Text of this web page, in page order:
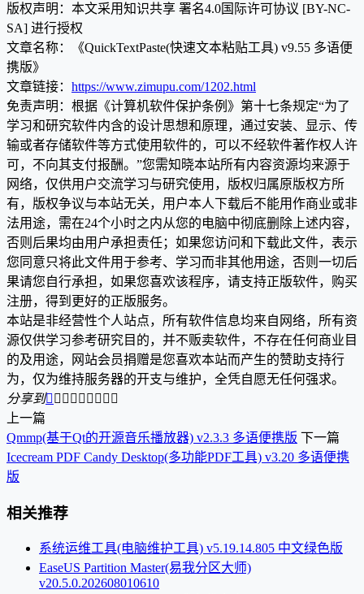
版权声明：本文采用知识共享 署名4.0国际许可协议 [BY-NC-
SA] 进行授权
文章名称：《QuickTextPaste(快速文本粘贴工具) v9.55 多语便
携版》
文章链接： https://www.zimupu.com/1202.html
免责声明：根据《计算机软件保护条例》第十七条规定“为了
学习和研究软件内含的设计思想和原理，通过安装、显示、传
输或者存储软件等方式使用软件的，可以不经软件著作权人许
可，不向其支付报酬。”您需知晓本站所有内容资源均来源于
网络，仅供用户交流学习与研究使用，版权归属原版权方所
有，版权争议与本站无关，用户本人下载后不能用作商业或非
法用途，需在24个小时之内从您的电脑中彻底删除上述内容，
否则后果均由用户承担责任；如果您访问和下载此文件，表示
您同意只将此文件用于参考、学习而非其他用途，否则一切后
果请您自行承担，如果您喜欢该程序，请支持正版软件，购买
注册，得到更好的正版服务。
本站是非经营性个人站点，所有软件信息均来自网络，所有资
源仅供学习参考研究目的，并不贩卖软件，不存在任何商业目
的及用途，网站会员捐赠是您喜欢本站而产生的赞助支持行
为，仅为维持服务器的开支与维护，全凭自愿无任何强求。
分享到        
上一篇
Qmmp(基于Qt的开源音乐播放器) v2.3.3 多语便携版 下一篇
Icecream PDF Candy Desktop(多功能PDF工具) v3.20 多语便携
版
相关推荐
系统运维工具(电脑维护工具) v5.19.14.805 中文绿色版
EaseUS Partition Master(易我分区大师)
v20.5.0.202608010610